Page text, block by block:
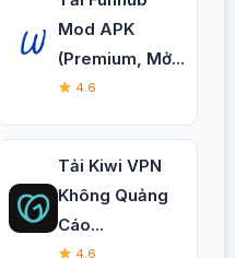
Mod APK
(Premium, Mở...
4.6
Tải Kiwi VPN
Không Quảng
Cáo...
4.6